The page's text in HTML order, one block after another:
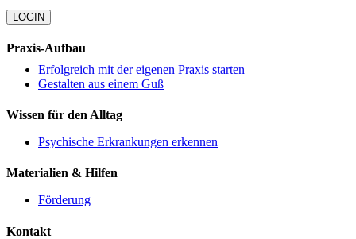
LOGIN
Praxis-Aufbau
Erfolgreich mit der eigenen Praxis starten
Gestalten aus einem Guß
Wissen für den Alltag
Psychische Erkrankungen erkennen
Materialien & Hilfen
Förderung
Kontakt